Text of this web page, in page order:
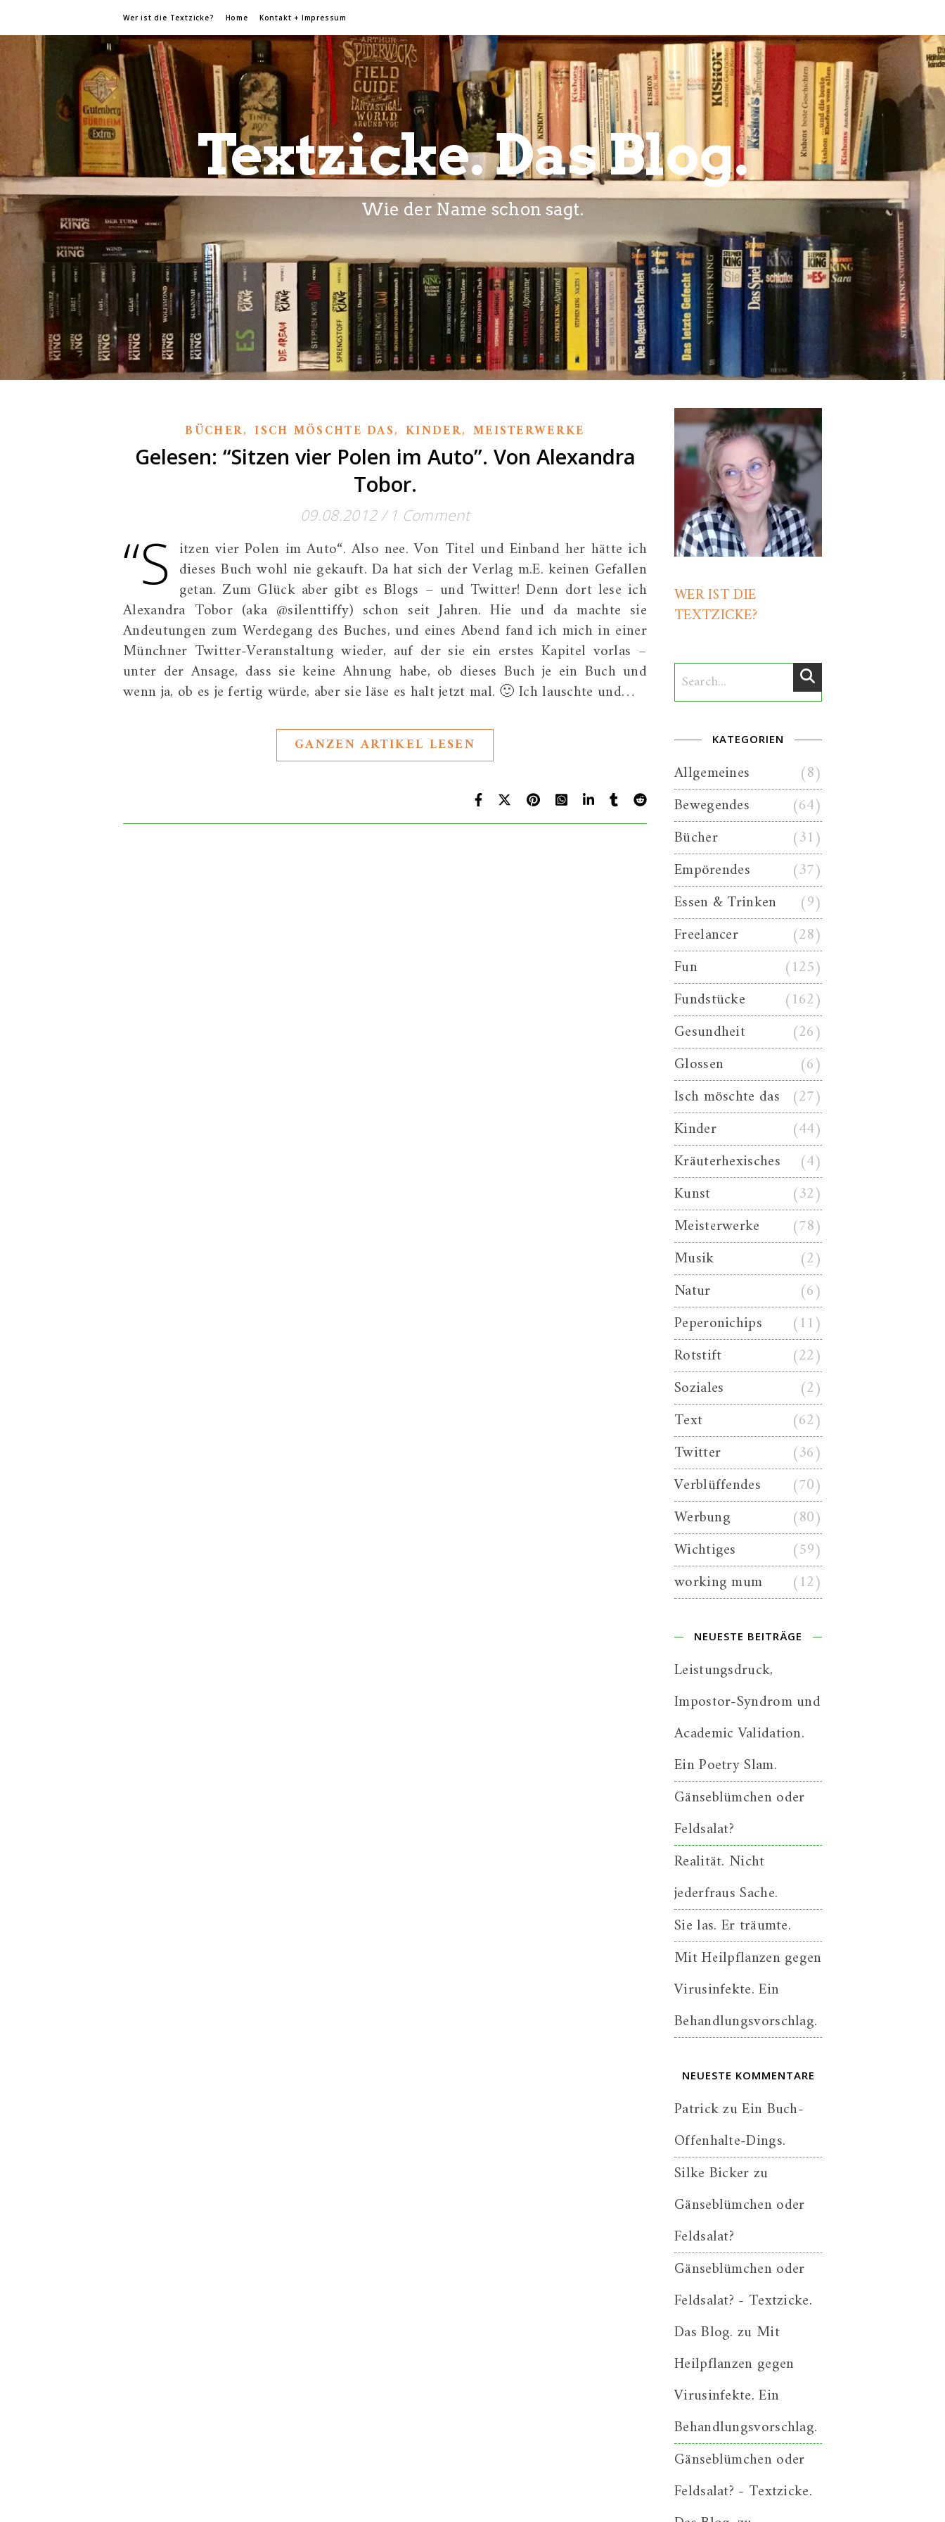
Wer ist die Textzicke? Home Kontakt + Impressum
Textzicke. Das Blog.
Wie der Name schon sagt.
BÜCHER,ISCH MÖSCHTE DAS,KINDER, MEISTERWERKE
Gelesen: “Sitzen vier Polen im Auto”. Von Alexandra
Tobor.
09.08.2012 / 1 Comment
“S itzen vier Polen im Auto“. Also nee. Von Titel und Einband her hätte ich
dieses Buch wohl nie gekauft. Da hat sich der Verlag m.E. keinen Gefallen
getan. Zum Glück aber gibt es Blogs – und Twitter! Denn dort lese ich
Alexandra Tobor (aka @silenttiffy) schon seit Jahren. Hie und da machte sie
Andeutungen zum Werdegang des Buches, und eines Abend fand ich mich in einer
Münchner Twitter-Veranstaltung wieder, auf der sie ein erstes Kapitel vorlas –
unter der Ansage, dass sie keine Ahnung habe, ob dieses Buch je ein Buch und
wenn ja, ob es je fertig würde, aber sie läse es halt jetzt mal. 🙂 Ich lauschte und…
GANZEN ARTIKEL LESEN
WER IST DIE
TEXTZICKE?
KATEGORIEN
Allgemeines
(8)
Bewegendes
(64)
Bücher
(31)
Empörendes
(37)
Essen & Trinken
(9)
Freelancer
(28)
Fun
(125)
Fundstücke
(162)
Gesundheit
(26)
Glossen
(6)
Isch möschte das (27)
Kinder
(44)
Kräuterhexisches
(4)
Kunst
(32)
Meisterwerke
(78)
Musik
(2)
Natur
(6)
Peperonichips
(11)
Rotstift
(22)
Soziales
(2)
Text
(62)
Twitter
(36)
Verblüffendes
(70)
Werbung
(80)
Wichtiges
(59)
working mum
(12)
NEUESTE BEITRÄGE
Leistungsdruck,
Impostor-Syndrom und
Academic Validation.
Ein Poetry Slam.
Gänseblümchen oder
Feldsalat?
Realität. Nicht
jederfraus Sache.
Sie las. Er träumte.
Mit Heilpflanzen gegen
Virusinfekte. Ein
Behandlungsvorschlag.
NEUESTE KOMMENTARE
PatrickzuEin Buch-
Offenhalte-Dings.
Silke Bickerzu
Gänseblümchen oder
Feldsalat?
Gänseblümchen oder
Feldsalat? - Textzicke.
Das Blog. zu Mit
Heilpflanzen gegen
Virusinfekte. Ein
Behandlungsvorschlag.
Gänseblümchen oder
Feldsalat? - Textzicke.